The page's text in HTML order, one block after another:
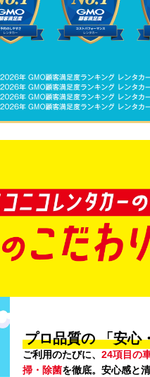
プロ品質の 「安心
ご利用のたびに、 24項目の
掃・除菌を徹底。安心感と